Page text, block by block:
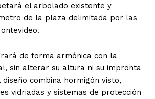
el arbolado existente y
de la plaza delimitada por las
de forma armónica con la
sin alterar su altura ni su impronta
combina hormigón visto,
vidriadas y sistemas de protección